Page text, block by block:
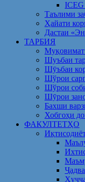
Таълими
Ҳайати
Дастаи
ТАРБИЯ
Муқовимат
Шуъбаи
Шӯъбаи
Шўрои
Шўрои
Шӯрои
Бахши
Хобгоҳи
ФАКУЛТЕТҲО